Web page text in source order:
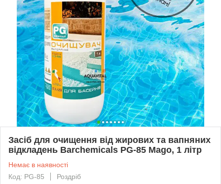
Засіб для очищення від жирових та вапняних
відкладень Barchemicals PG-85 Mago, 1 літр
Немає в наявності
Код: PG-85
Роздріб